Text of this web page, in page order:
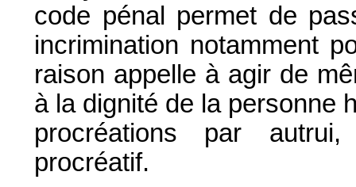
code pénal permet de
incrimination notamment
raison appelle à agir de
à la dignité de la personne
procréations par
procréatif.